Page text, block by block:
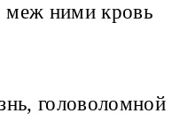
меж ними кровь
головоломной